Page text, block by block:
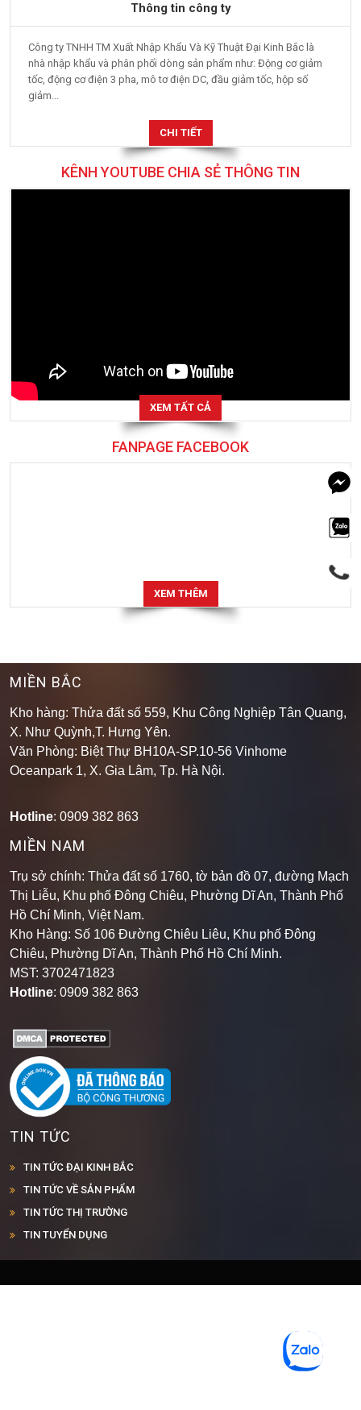
Thông tin công ty
Công ty TNHH TM Xuất Nhập Khẩu Và Kỹ Thuật Đại Kinh Bắc là
nhà nhập khẩu và phân phối dòng sản phẩm như: Động cơ giảm
tốc, động cơ điện 3 pha, mô tơ điện DC, đầu giảm tốc, hộp số
giảm...
CHI TIẾT
KÊNH YOUTUBE CHIA SẺ THÔNG TIN
XEM TẤT CẢ
FANPAGE FACEBOOK
XEM THÊM
MIỀN BẮC
Kho hàng: Thửa đất số 559, Khu Công Nghiệp Tân Quang,
X. Như Quỳnh,T. Hưng Yên.
Văn Phòng: Biệt Thự BH10A-SP.10-56 Vinhome
Oceanpark 1, X. Gia Lâm, Tp. Hà Nội.
Hotline: 0909 382 863
MIỀN NAM
Trụ sở chính: Thửa đất số 1760, tờ bản đồ 07, đường Mạch
Thị Liễu, Khu phố Đông Chiêu, Phường Dĩ An, Thành Phố
Hồ Chí Minh, Việt Nam.
Kho Hàng: Số 106 Đường Chiêu Liêu, Khu phố Đông
Chiêu, Phường Dĩ An, Thành Phố Hồ Chí Minh.
MST: 3702471823
Hotline: 0909 382 863
TIN TỨC
TIN TỨC ĐẠI KINH BẮC
TIN TỨC VỀ SẢN PHẨM
TIN TỨC THỊ TRƯỜNG
TIN TUYỂN DỤNG